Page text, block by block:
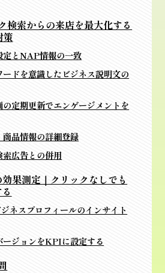
検索からの来店を最大化する
策
定とNAP情報の一致
ドを意識したビジネス説明文の
定期更新でエンゲージメントを
商品情報の詳細登録
索広告との併用
果測定｜クリックなしでも
ネスプロフィールのインサイト
ージョンをKPIに設定する